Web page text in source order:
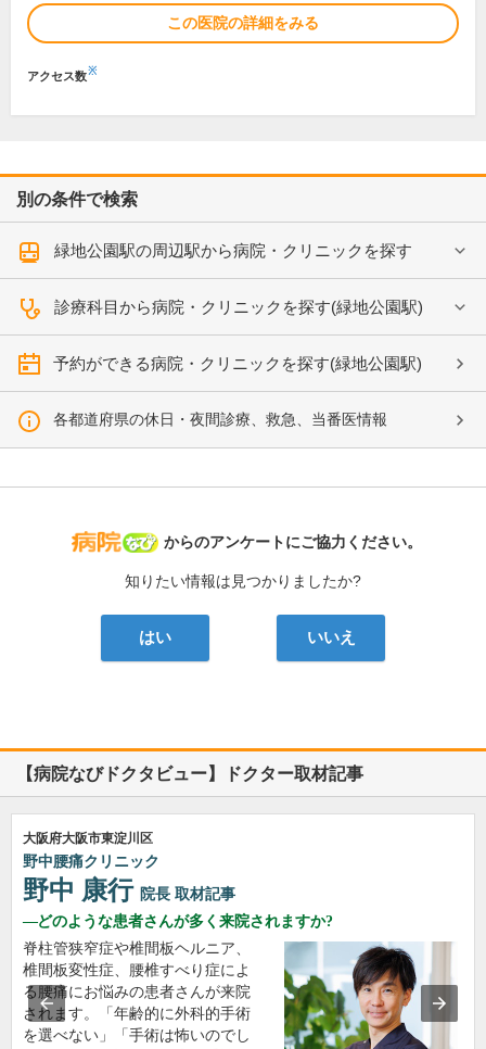
この医院の詳細をみる
アクセス数※
別の条件で検索
緑地公園駅の周辺駅から病院・クリニックを探す
診療科目から病院・クリニックを探す(緑地公園駅)
予約ができる病院・クリニックを探す(緑地公園駅)
各都道府県の休日・夜間診療、救急、当番医情報
病院なび
からのアンケートにご協力ください。
知りたい情報は見つかりましたか?
はい いいえ
【病院なびドクタビュー】ドクター取材記事
大阪府大阪市東淀川区
野中腰痛クリニック
野中 康行 院長 取材記事
どのような患者さんが多く来院されますか?
脊柱管狭窄症や椎間板ヘルニア、
椎間板変性症、腰椎すべり症によ
る腰痛にお悩みの患者さんが来院
されます。「年齢的に外科的手術
を選べない」「手術は怖いのでし